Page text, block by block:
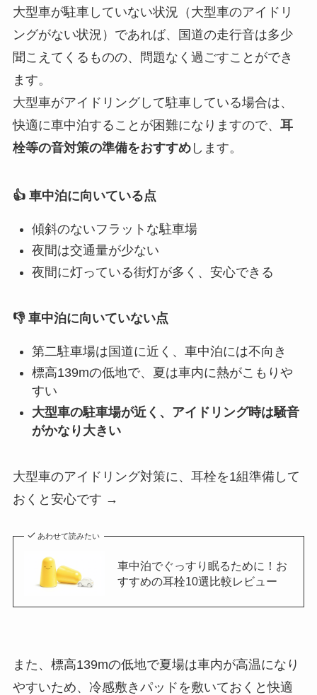
大型車が駐車していない状況（大型車のアイドリ
ングがない状況）であれば、国道の走行音は多少
聞こえてくるものの、問題なく過ごすことができ
ます。
大型車がアイドリングして駐車している場合は、
快適に車中泊することが困難になりますので、 耳
栓等の音対策の準備をおすすめします。
👍 車中泊に向いている点
傾斜のないフラットな駐車場
夜間は交通量が少ない
夜間に灯っている街灯が多く、安心できる
👎 車中泊に向いていない点
第二駐車場は国道に近く、車中泊には不向き
標高139mの低地で、夏は車内に熱がこもりや
すい
大型車の駐車場が近く、アイドリング時は騒音
がかなり大きい
大型車のアイドリング対策に、耳栓を1組準備して
おくと安心です →
あわせて読みたい
車中泊でぐっすり眠るために！お
すすめの耳栓10選比較レビュー
また、標高139mの低地で夏場は車内が高温になり
やすいため、冷感敷きパッドを敷いておくと快適